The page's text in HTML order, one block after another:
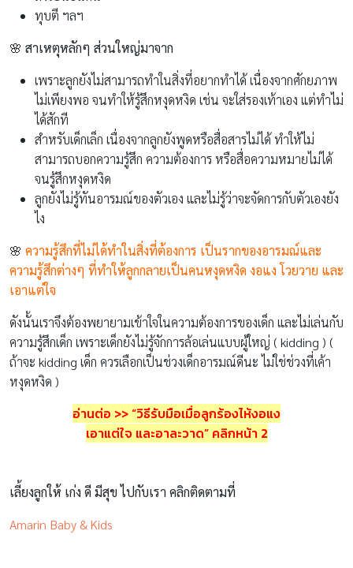
ทุบตี ฯลฯ
🌸 สาเหตุหลักๆ ส่วนใหญ่มาจาก
เพราะลูกยังไม่สามารถทำในสิ่งที่อยากทำได้ เนื่องจากศักยภาพ
ไม่เพียงพอ จนทำให้รู้สึกหงุดหงิด เช่น จะใส่รองเท้าเอง แต่ทำไม่
ได้สักที
สำหรับเด็กเล็ก เนื่องจากลูกยังพูดหรือสื่อสารไม่ได้ ทำให้ไม่
สามารถบอกความรู้สึก ความต้องการ หรือสื่อความหมายไม่ได้
จนรู้สึกหงุดหงิด
ลูกยังไม่รู้ทันอารมณ์ของตัวเอง และไม่รู้ว่าจะจัดการกับตัวเองยัง
ไง
🌸 ความรู้สึกที่ไม่ได้ทำในสิ่งที่ต้องการ เป็นรากของอารมณ์และ
ความรู้สึกต่างๆ ที่ทำให้ลูกกลายเป็นคนหงุดหงิด งอแง โวยวาย และ
เอาแต่ใจ
ดังนั้นเราจึงต้องพยายามเข้าใจในความต้องการของเด็ก และไม่เล่นกับ
ความรู้สึกเด็ก เพราะเด็กยังไม่รู้จักการล้อเล่นแบบผู้ใหญ่ ( kidding ) (
ถ้าจะ kidding เด็ก ควรเลือกเป็นช่วงเด็กอารมณ์ดีนะ ไม่ใช่ช่วงที่เค้า
หงุดหงิด )
อ่านต่อ >>“วิธีรับมือเมื่อลูกร้องไห้งอแง
เอาแต่ใจ และอาละวาด” คลิกหน้า 2
เลี้ยงลูกให้ เก่ง ดี มีสุข ไปกับเรา คลิกติดตามที่
Amarin Baby & Kids